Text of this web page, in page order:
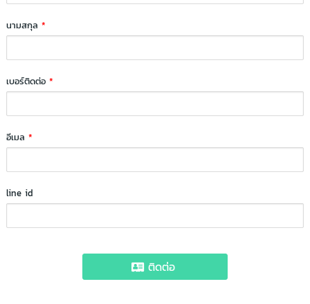
นามสกุล*
เบอร์ติดต่อ*
อีเมล*
line id
ติดต่อ